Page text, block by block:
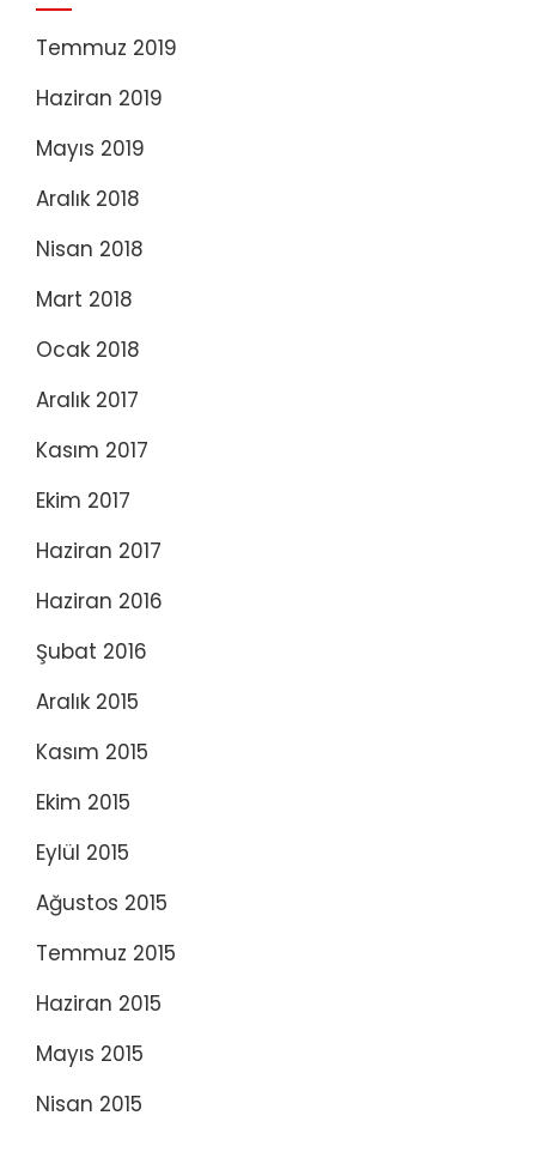
Temmuz 2019
Haziran 2019
Mayıs 2019
Aralık 2018
Nisan 2018
Mart 2018
Ocak 2018
Aralık 2017
Kasım 2017
Ekim 2017
Haziran 2017
Haziran 2016
Şubat 2016
Aralık 2015
Kasım 2015
Ekim 2015
Eylül 2015
Ağustos 2015
Temmuz 2015
Haziran 2015
Mayıs 2015
Nisan 2015